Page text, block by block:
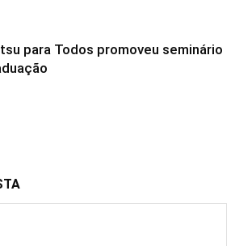
para Todos promoveu seminário